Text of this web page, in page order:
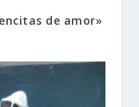
de amor»